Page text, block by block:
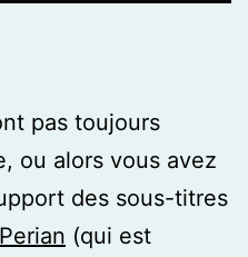
pas toujours
ou alors vous avez
des sous-titres
Perian (qui est